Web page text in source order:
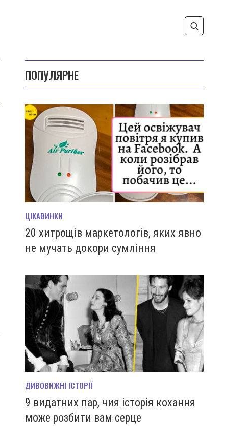
ПОПУЛЯРНЕ
ЦІКАВИНКИ
20 хитрощів маркетологів, яких явно
не мучать докори сумління
ДИВОВИЖНІ ІСТОРІЇ
9 видатних пар, чия історія кохання
може розбити вам серце